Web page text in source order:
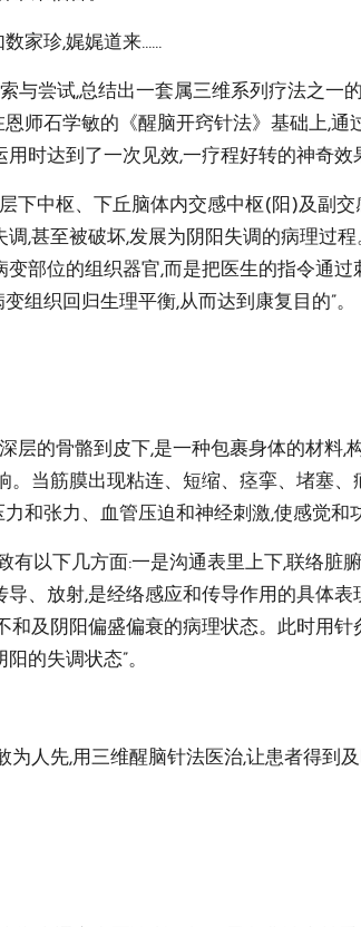
家珍,娓娓道来……
与尝试,总结出一套属三维系列疗法之一
师石学敏的《醒脑开窍针法》基础上,
时达到了一次见效,一疗程好转的神奇效
下中枢、下丘脑体内交感中枢(阳)及副
,甚至被破坏,发展为阴阳失调的病理过
部位的组织器官,而是把医生的指令通
组织回归生理平衡,从而达到康复目的”。
层的骨骼到皮下,是一种包裹身体的材料
当筋膜出现粘连、短缩、痉挛、堵塞
和张力、血管压迫和神经刺激,使感觉和
以下几方面:一是沟通表里上下,联络脏
、放射,是经络感应和传导作用的具体
及阴阳偏盛偏衰的病理状态。此时用
的失调状态”。
人先,用三维醒脑针法医治,让患者得到